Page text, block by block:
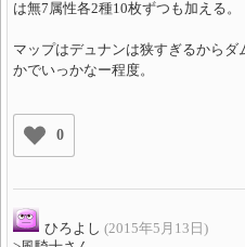
は無7属性各2種10枚ずつも加える。
マップはデュナンは狭すぎるから
かでいっかなー程度。
0
ひろよし (2015年5月13日)